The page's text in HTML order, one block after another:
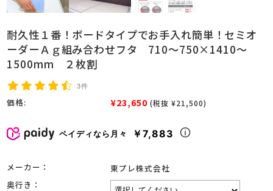
耐久性１番！ボードタイプでお手入れ簡単！セミオ
ーダーＡｇ組み合わせフタ 710～750×1410～
1500mm ２枚割
3件
価格: ¥23,650 (税抜 ¥21,500)
ペイディなら月々 ￥7,883
メーカー：
東プレ株式会社
奥行き：